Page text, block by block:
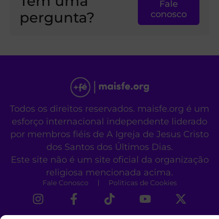
pergunta?
Fale
conosco
Todos os direitos reservados. maisfe.org é um
esforço internacional independente liderado
por membros fiéis de A Igreja de Jesus Cristo
dos Santos dos Últimos Dias.
Este site não é um site oficial da organização
religiosa mencionada acima.
Fale Conosco Políticas de Cookies